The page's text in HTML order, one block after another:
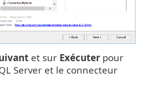
et sur Exécuter pour
Server et le connecteur